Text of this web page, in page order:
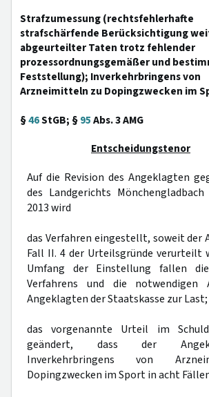
Strafzumessung (rechtsfehlerhafte
strafschärfende Berücksichtigung
abgeurteilter Taten trotz fehlender
prozessordnungsgemäßer und
Feststellung); Inverkehrbringens von
Arzneimitteln zu Dopingzwecken im
§46StGB; §95Abs. 3 AMG
Entscheidungstenor
Auf die Revision des Angeklagten
des Landgerichts
2013 wird
das Verfahren eingestellt, soweit der
Fall II. 4 der Urteilsgründe verurteilt
Umfang der Einstellung fallen
Verfahrens und die notwendigen
Angeklagten der Staatskasse zur Last;
das vorgenannte Urteil im
geändert, dass der
Inverkehrbringens von
Dopingzwecken im Sport in acht